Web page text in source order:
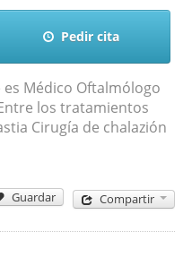
Pedir cita
Médico Oftalmólogo
los tratamientos
Cirugía de chalazión
Guardar Compartir